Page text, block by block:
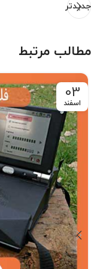
جدیدتر
مطالب مرتبط
03
اسفند